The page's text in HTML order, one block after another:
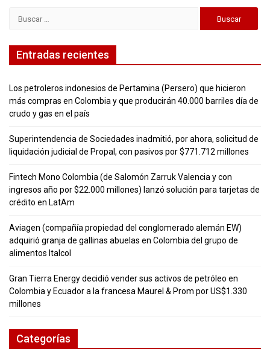
Entradas recientes
Los petroleros indonesios de Pertamina (Persero) que hicieron
más compras en Colombia y que producirán 40.000 barriles día de
crudo y gas en el país
Superintendencia de Sociedades inadmitió, por ahora, solicitud de
liquidación judicial de Propal, con pasivos por $771.712 millones
Fintech Mono Colombia (de Salomón Zarruk Valencia y con
ingresos año por $22.000 millones) lanzó solución para tarjetas de
crédito en LatAm
Aviagen (compañía propiedad del conglomerado alemán EW)
adquirió granja de gallinas abuelas en Colombia del grupo de
alimentos Italcol
Gran Tierra Energy decidió vender sus activos de petróleo en
Colombia y Ecuador a la francesa Maurel & Prom por US$1.330
millones
Categorías